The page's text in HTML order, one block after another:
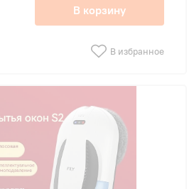
В корзину
В избранное